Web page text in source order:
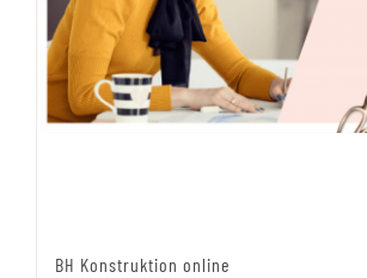
BH Konstruktion online